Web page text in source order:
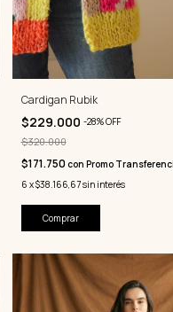
Cardigan Rubik
$229.000 -28%OFF
$320.000
$171.750 con Promo
6 x$38.166,67sin interés
Comprar